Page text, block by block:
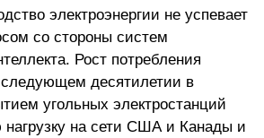
электроэнергии не успевает
со стороны систем
Рост потребления
следующем десятилетии в
угольных электростанций
нагрузку на сети США и Канады и